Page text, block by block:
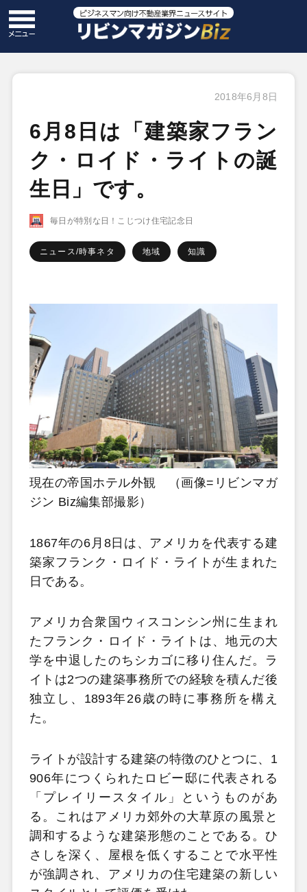
2018年6月8日
6月8日は「建築家フラン
ク・ロイド・ライトの誕
生日」です。
毎日が特別な日！こじつけ住宅記念日
ニュース/時事ネタ 地域 知識
現在の帝国ホテル外観 （画像=リビンマガ
ジン Biz編集部撮影）
1867年の6月8日は、アメリカを代表する建
築家フランク・ロイド・ライトが生まれた
日である。
アメリカ合衆国ウィスコンシン州に生まれ
たフランク・ロイド・ライトは、地元の大
学を中退したのちシカゴに移り住んだ。ラ
イトは2つの建築事務所での経験を積んだ後
独立し、1893年26歳の時に事務所を構え
た。
ライトが設計する建築の特徴のひとつに、1
906年につくられたロビー邸に代表される
「プレイリースタイル」というものがあ
る。これはアメリカ郊外の大草原の風景と
調和するような建築形態のことである。ひ
さしを深く、屋根を低くすることで水平性
が強調され、アメリカの住宅建築の新しい